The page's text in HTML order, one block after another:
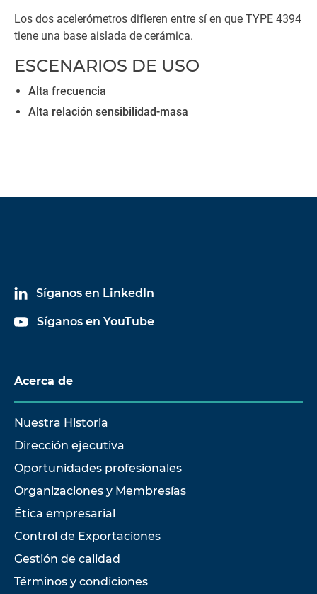
Los dos acelerómetros difieren entre sí en que TYPE 4394
tiene una base aislada de cerámica.
ESCENARIOS DE USO
Alta frecuencia
Alta relación sensibilidad-masa
Síganos en LinkedIn
Síganos en YouTube
Acerca de
Nuestra Historia
Dirección ejecutiva
Oportunidades profesionales
Organizaciones y Membresías
Ética empresarial
Control de Exportaciones
Gestión de calidad
Términos y condiciones